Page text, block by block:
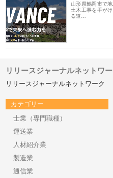
山形県鶴岡市で
土木工事を手が
る道…
リリースジャーナルネットワー
リリースジャーナルネットワーク
カテゴリー
士業（専門職種）
運送業
人材紹介業
製造業
通信業